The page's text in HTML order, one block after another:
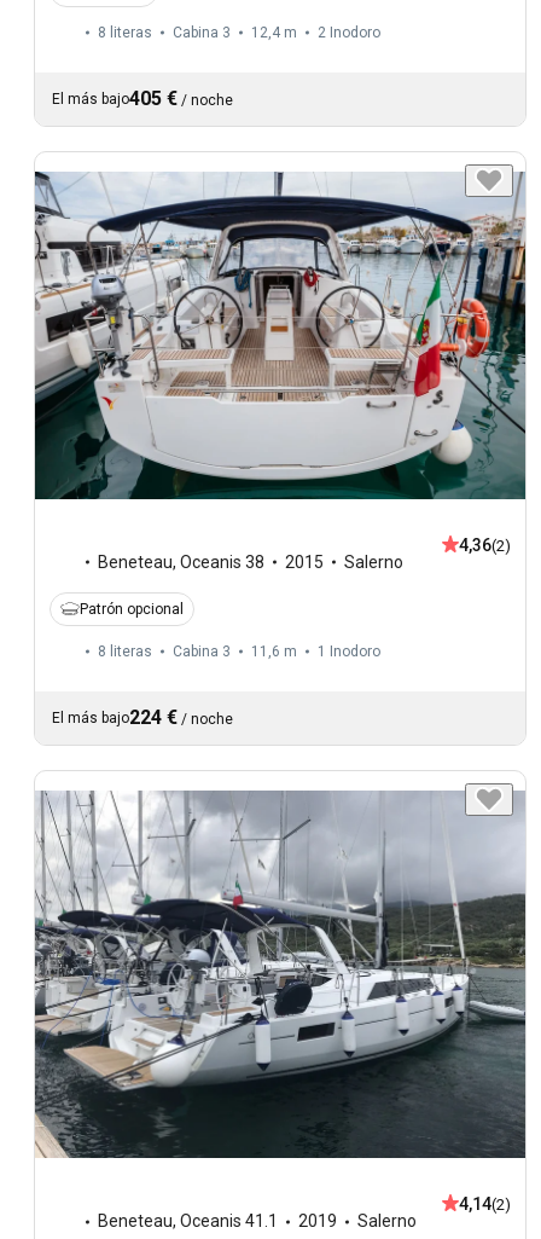
8 literas Cabina 3 12,4 m 2 Inodoro
El más bajo405 € / noche
Beneteau, Oceanis 38 2015 Salerno
4,36(2)
Patrón opcional
8 literas Cabina 3 11,6 m 1 Inodoro
El más bajo224 € / noche
Beneteau, Oceanis 41.1 2019 Salerno
4,14(2)